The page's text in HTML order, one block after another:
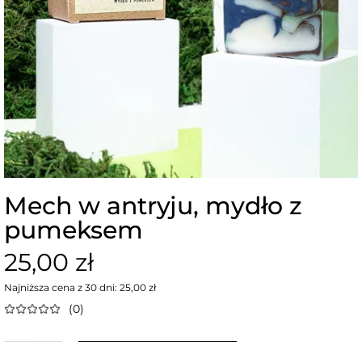
Mech w antryju, mydło z
pumeksem
25,00 zł
Najniższa cena z 30 dni: 25,00 zł
(0)